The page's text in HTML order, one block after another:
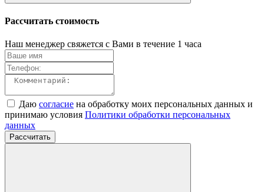
Рассчитать стоимость
Наш менеджер свяжется с Вами в течение 1 часа
Даю согласие на обработку моих персональных данных и
принимаю условия Политики обработки персональных
данных
Рассчитать